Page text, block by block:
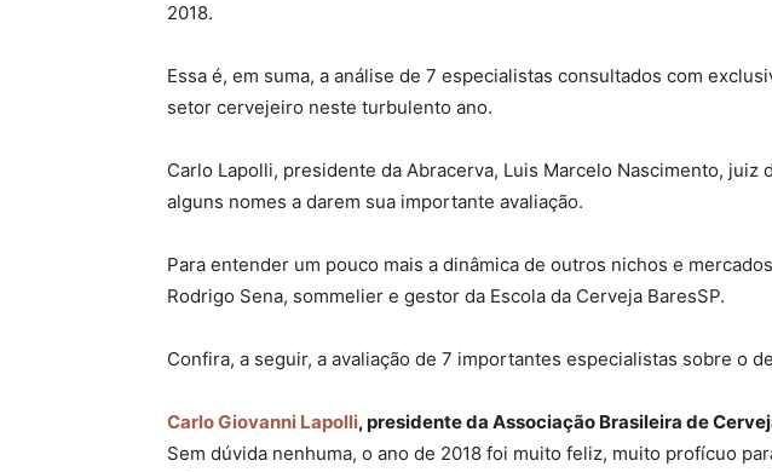
2018.
Essa é, em suma, a análise de 7 especialistas consultados com
setor cervejeiro neste turbulento ano.
Carlo Lapolli, presidente da Abracerva, Luis Marcelo Nascimento,
alguns nomes a darem sua importante avaliação.
Para entender um pouco mais a dinâmica de outros nichos e
Rodrigo Sena, sommelier e gestor da Escola da Cerveja BaresSP.
Confira, a seguir, a avaliação de 7 importantes especialistas sobre o
Carlo Giovanni Lapolli, presidente da Associação Brasileira de
Sem dúvida nenhuma, o ano de 2018 foi muito feliz, muito profícuo